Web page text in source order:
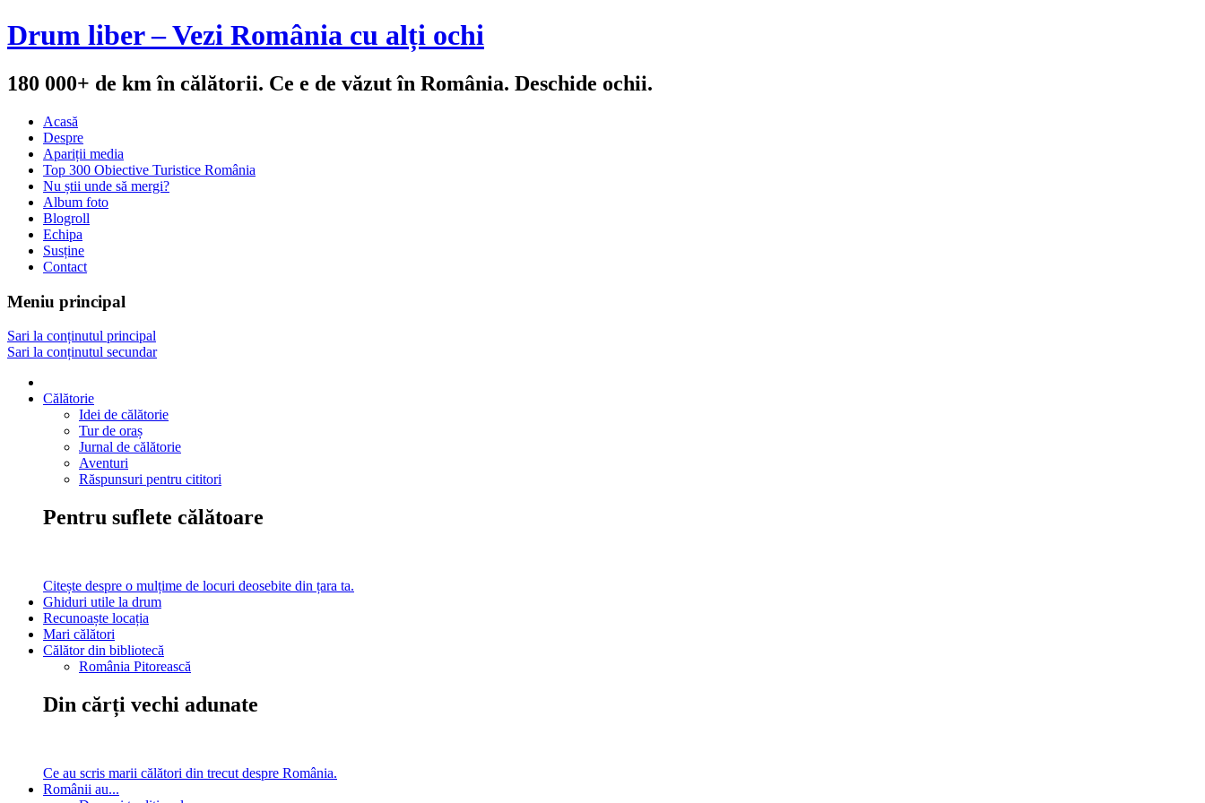
Drum liber – Vezi România cu alți ochi
180 000+ de km în călătorii. Ce e de văzut în România. Deschide ochii.
Acasă
Despre
Apariții media
Top 300 Obiective Turistice România
Nu știi unde să mergi?
Album foto
Blogroll
Echipa
Susține
Contact
Meniu principal
Sari la conținutul principal
Sari la conținutul secundar
Călătorie
Idei de călătorie
Tur de oraș
Jurnal de călătorie
Aventuri
Răspunsuri pentru cititori
Pentru suflete călătoare
Citește despre o mulțime de locuri deosebite din țara ta.
Ghiduri utile la drum
Recunoaște locația
Mari călători
Călător din bibliotecă
România Pitorească
Din cărți vechi adunate
Ce au scris marii călători din trecut despre România.
Românii au...